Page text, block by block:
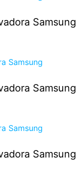
Samsung
Samsung
Samsung